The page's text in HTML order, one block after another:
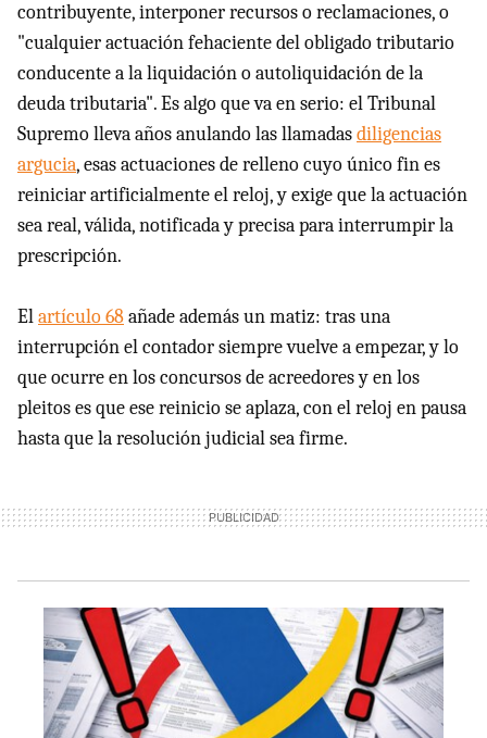
contribuyente, interponer recursos o reclamaciones, o
"cualquier actuación fehaciente del obligado tributario
conducente a la liquidación o autoliquidación de la
deuda tributaria". Es algo que va en serio: el Tribunal
Supremo lleva años anulando las llamadasdiligencias
argucia, esas actuaciones de relleno cuyo único fin es
reiniciar artificialmente el reloj, y exige que la actuación
sea real, válida, notificada y precisa para interrumpir la
prescripción.
Elartículo 68añade además un matiz: tras una
interrupción el contador siempre vuelve a empezar, y lo
que ocurre en los concursos de acreedores y en los
pleitos es que ese reinicio se aplaza, con el reloj en pausa
hasta que la resolución judicial sea firme.